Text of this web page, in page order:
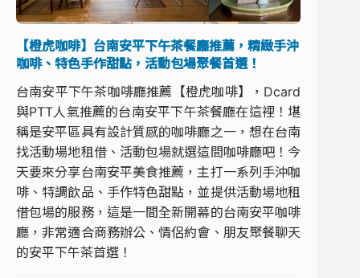
【橙虎咖啡】台南安平下午茶餐廳推薦，精緻手沖
咖啡、特色手作甜點，活動包場聚餐首選！
台南安平下午茶咖啡廳推薦【橙虎咖啡】，Dcard
與PTT人氣推薦的台南安平下午茶餐廳在這裡！堪
稱是安平區具有設計質感的咖啡廳之一，想在台南
找活動場地租借、活動包場就選這間咖啡廳吧！今
天要來分享台南安平美食推薦，主打一系列手沖咖
啡、特調飲品、手作特色甜點，並提供活動場地租
借包場的服務，這是一間全新開幕的台南安平咖啡
廳，非常適合商務辦公、情侶約會、朋友聚餐聊天
的安平下午茶首選！